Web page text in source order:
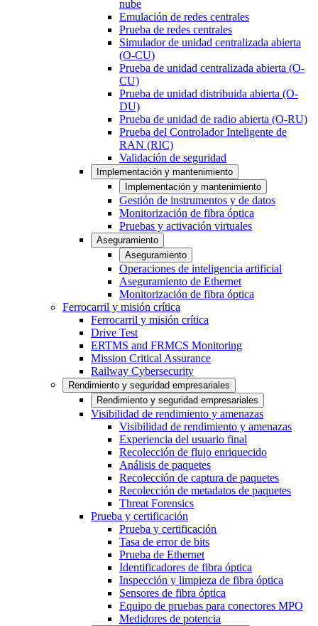
nube
Emulación de redes centrales
Prueba de redes centrales
Simulador de unidad centralizada abierta
(O-CU)
Prueba de unidad centralizada abierta (O-
CU)
Prueba de unidad distribuida abierta (O-
DU)
Prueba de unidad de radio abierta (O-RU)
Prueba del Controlador Inteligente de
RAN (RIC)
Validación de seguridad
Implementación y mantenimiento
Implementación y mantenimiento
Gestión de instrumentos y de datos
Monitorización de fibra óptica
Pruebas y activación virtuales
Aseguramiento
Aseguramiento
Operaciones de inteligencia artificial
Aseguramiento de Ethernet
Monitorización de fibra óptica
Ferrocarril y misión crítica
Ferrocarril y misión crítica
Drive Test
ERTMS and FRMCS Monitoring
Mission Critical Assurance
Railway Cybersecurity
Rendimiento y seguridad empresariales
Rendimiento y seguridad empresariales
Visibilidad de rendimiento y amenazas
Visibilidad de rendimiento y amenazas
Experiencia del usuario final
Recolección de flujo enriquecido
Análisis de paquetes
Recolección de captura de paquetes
Recolección de metadatos de paquetes
Threat Forensics
Prueba y certificación
Prueba y certificación
Tasa de error de bits
Prueba de Ethernet
Identificadores de fibra óptica
Inspección y limpieza de fibra óptica
Sensores de fibra óptica
Equipo de pruebas para conectores MPO
Medidores de potencia